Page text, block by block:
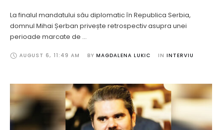
La finalul mandatului său diplomatic în Republica Serbia,
domnul Mihai Șerban privește retrospectiv asupra unei
perioade marcate de …
AUGUST 6, 11:49 AM BY MAGDALENA LUKIC IN INTERVIU